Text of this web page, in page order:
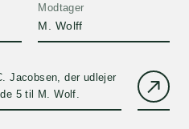
Modtager
M. Wolff
Jacobsen, der udlejer
5 til M. Wolf.